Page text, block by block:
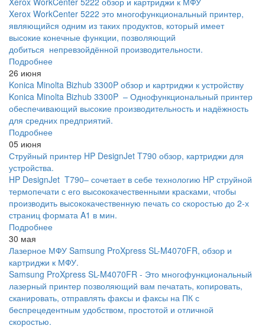
Xerox WorkCenter 5222 это многофункциональный принтер,
являющийся одним из таких продуктов, который имеет
высокие конечные функции, позволяющий
добиться непревзойдённой производительности.
Подробнее
26 июня
Konica Minolta Bizhub 3300P обзор и картриджи к устройству
Konica Minolta Bizhub 3300P – Однофункциональный принтер
обеспечивающий высокие производительность и надёжность
для средних предприятий.
Подробнее
05 июня
Струйный принтер HP DesignJet T790 обзор, картриджи для
устройства.
HP DesignJet T790– сочетает в себе технологию HP струйной
термопечати с его высококачественными красками, чтобы
производить высококачественную печать со скоростью до 2-х
страниц формата A1 в мин.
Подробнее
30 мая
Лазерное МФУ Samsung ProXpress SL-M4070FR, обзор и
картриджи к МФУ.
Samsung ProXpress SL-M4070FR - Это многофункциональный
лазерный принтер позволяющий вам печатать, копировать,
сканировать, отправлять факсы и факсы на ПК с
беспрецедентным удобством, простотой и отличной
скоростью.